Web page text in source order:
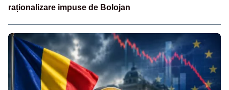
raționalizare impuse de Bolojan